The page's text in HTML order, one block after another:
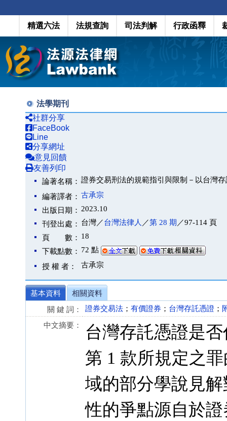
精選六法 法規查詢 司法判解 行政函釋
法學期刊
社群分享
FaceBook
Line
分享網址
意見回饋
友善列印
論著名稱： 證券交易刑法的規範指引與限制－以台灣
編著譯者： 古承宗
出版日期： 2023.10
刊登出處： 台灣／台灣法律人 ／第 28 期 ／97-114 頁
頁 數： 18
下載點數： 72 點
授 權 者： 古承宗
基本資料
相關資料
關 鍵 詞：
證券交易法 ； 有價證券 ； 台灣存託憑證 ；
中文摘要：
台灣存託憑證是
第 1 款所規定之
域的部分學說見
性的爭點源自於